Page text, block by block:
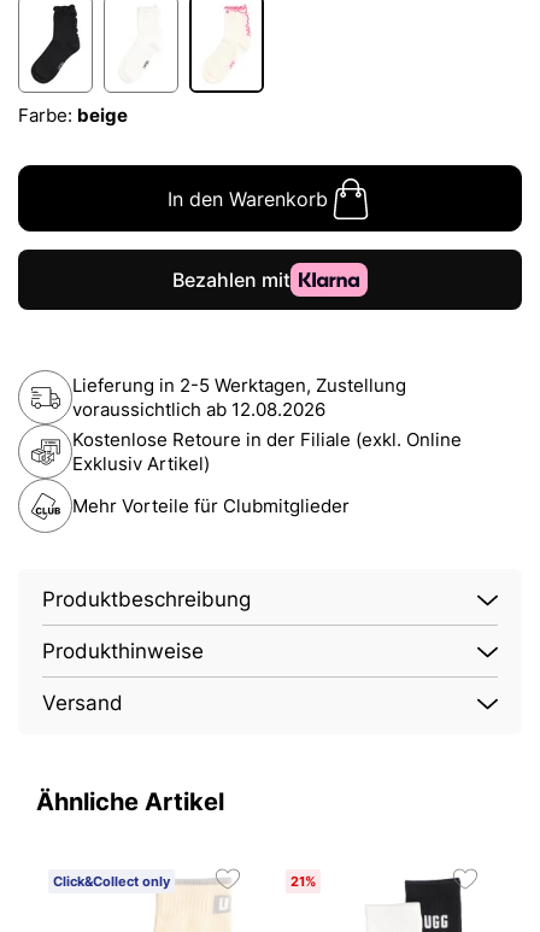
Farbe: beige
In den Warenkorb
Lieferung in 2-5 Werktagen, Zustellung
voraussichtlich ab 12.08.2026
Kostenlose Retoure in der Filiale (exkl. Online
Exklusiv Artikel)
Mehr Vorteile für Clubmitglieder
Produktbeschreibung
Produkthinweise
Versand
Ähnliche Artikel
Click&Collect only 21%